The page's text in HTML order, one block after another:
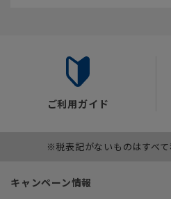
ご利用ガイド
※税表記がないものはすべ
キャンペーン情報